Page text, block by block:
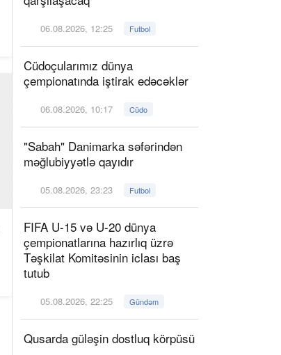
06.08.2026, 12:25 Futbol
Cüdoçularımız dünya
çempionatında iştirak edəcəklər
06.08.2026, 10:17 Cüdo
"Sabah" Danimarka səfərindən
məğlubiyyətlə qayıdır
05.08.2026, 23:23 Futbol
FIFA U-15 və U-20 dünya
çempionatlarına hazırlıq üzrə
Təşkilat Komitəsinin iclası baş
tutub
05.08.2026, 22:25 Gündəm
Qusarda güləşin dostluq körpüsü